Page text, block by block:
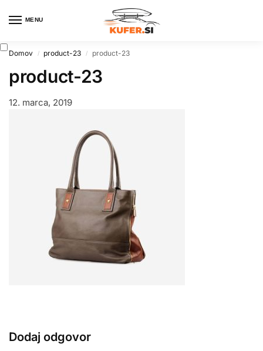
MENU
Domov / product-23 / product-23
product-23
12. marca, 2019
Dodaj odgovor